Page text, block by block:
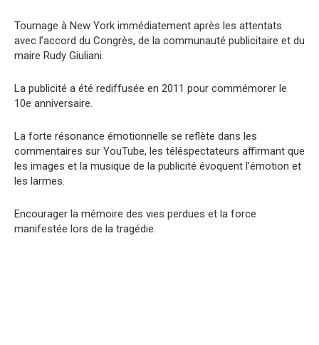
Tournage à New York immédiatement après les attentats
avec l’accord du Congrès, de la communauté publicitaire et du
maire Rudy Giuliani.
La publicité a été rediffusée en 2011 pour commémorer le
10e anniversaire.
La forte résonance émotionnelle se reflète dans les
commentaires sur YouTube, les téléspectateurs affirmant que
les images et la musique de la publicité évoquent l’émotion et
les larmes.
Encourager la mémoire des vies perdues et la force
manifestée lors de la tragédie.